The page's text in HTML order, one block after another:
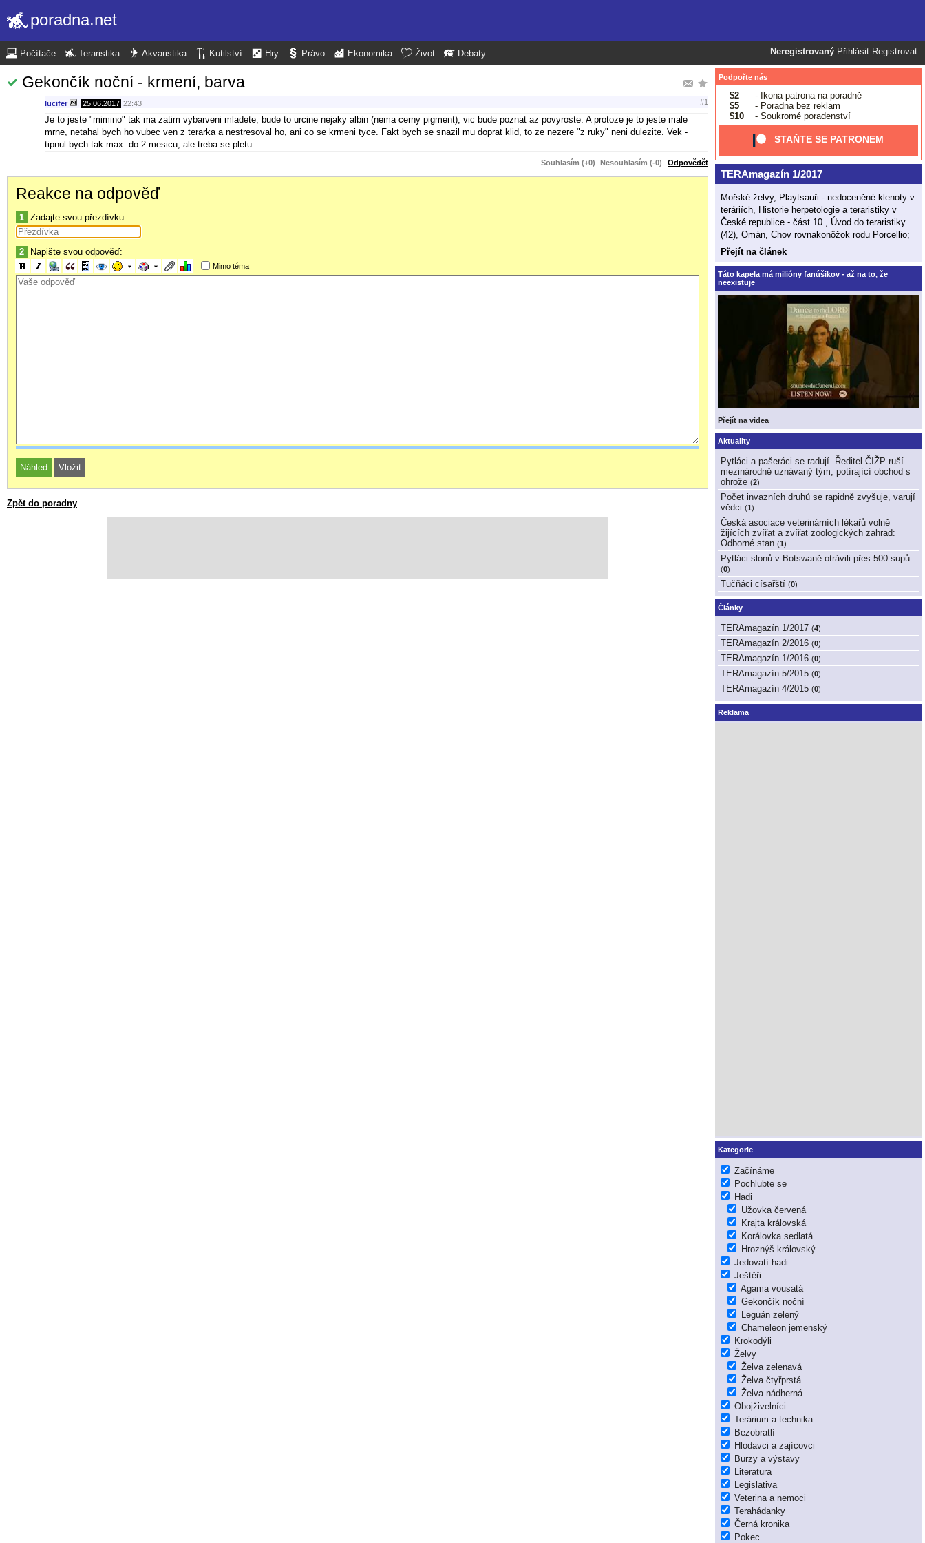
poradna.net
Neregistrovaný Přihlásit Registrovat
Počítače Teraristika Akvaristika Kutilství Hry Právo Ekonomika Život Debaty
Gekončík noční - krmení, barva
lucifer 25.06.2017 22:43 #1
Je to jeste "mimino" tak ma zatim vybarveni mladete, bude to urcine nejaky albin (nema cerny pigment), vic bude poznat az povyroste. A protoze je to jeste male
mrne, netahal bych ho vubec ven z terarka a nestresoval ho, ani co se krmeni tyce. Fakt bych se snazil mu doprat klid, to ze nezere "z ruky" neni dulezite. Vek -
tipnul bych tak max. do 2 mesicu, ale treba se pletu.
Souhlasím (+0) Nesouhlasím (-0) Odpovědět
Reakce na odpověď
1 Zadajte svou přezdívku:
2 Napište svou odpověď:
Mimo téma
Zpět do poradny
Podpořte nás
$2
- Ikona patrona na poradně
$5
- Poradna bez reklam
$10
- Soukromé poradenství
STAŇTE SE PATRONEM
TERAmagazín 1/2017
Mořské želvy, Playtsauři - nedoceněné klenoty v
teráriích, Historie herpetologie a teraristiky v
České republice - část 10., Úvod do teraristiky
(42), Omán, Chov rovnakonôžok rodu Porcellio;
Přejít na článek
Táto kapela má milióny fanúšikov - až na to, že
neexistuje
Přejít na videa
Aktuality
Pytláci a pašeráci se radují. Ředitel ČIŽP ruší
mezinárodně uznávaný tým, potírající obchod s
ohrože (2)
Počet invazních druhů se rapidně zvyšuje, varují
vědci (1)
Česká asociace veterinárních lékařů volně
žijících zvířat a zvířat zoologických zahrad:
Odborné stan (1)
Pytláci slonů v Botswaně otrávili přes 500 supů
(0)
Tučňáci císařští (0)
Články
TERAmagazín 1/2017 (4)
TERAmagazín 2/2016 (0)
TERAmagazín 1/2016 (0)
TERAmagazín 5/2015 (0)
TERAmagazín 4/2015 (0)
Reklama
Kategorie
Začínáme
Pochlubte se
Hadi
Užovka červená
Krajta královská
Korálovka sedlatá
Hroznýš královský
Jedovatí hadi
Ještěři
Agama vousatá
Gekončík noční
Leguán zelený
Chameleon jemenský
Krokodýli
Želvy
Želva zelenavá
Želva čtyřprstá
Želva nádherná
Obojživelníci
Terárium a technika
Bezobratlí
Hlodavci a zajícovci
Burzy a výstavy
Literatura
Legislativa
Veterina a nemoci
Terahádanky
Černá kronika
Pokec